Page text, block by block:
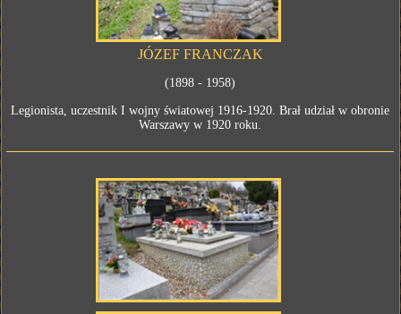
JÓZEF FRANCZAK
(1898 - 1958)
Legionista, uczestnik I wojny światowej 1916-1920. Brał udział w obronie
Warszawy w 1920 roku.